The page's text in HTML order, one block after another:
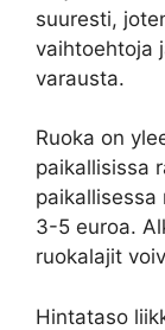
suuresti,
vaihtoehtoja
varausta.
Ruoka on
paikallisissa
paikallisessa
3-5 euroa.
ruokalajit
Hintataso